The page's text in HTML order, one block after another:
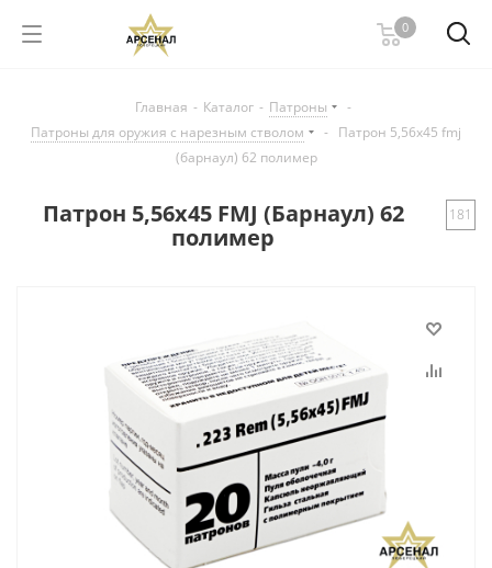
0
Главная - Каталог - Патроны
-
Патроны для оружия с нарезным стволом
- Патрон 5,56х45 fmj
(барнаул) 62 полимер
Патрон 5,56х45 FMJ (Барнаул) 62
полимер
181